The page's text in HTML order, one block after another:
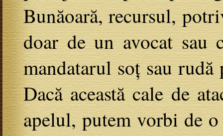
Bunăoară, recursul,
doar de un avocat sau
mandatarul soț sau
Dacă această cale de
apelul, putem vorbi de